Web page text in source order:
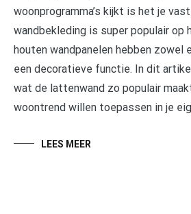
woonprogramma’s kijkt is het je
wandbekleding is super populair op
houten wandpanelen hebben zowel
een decoratieve functie. In dit
wat de lattenwand zo populair
woontrend willen toepassen in je
LEES MEER